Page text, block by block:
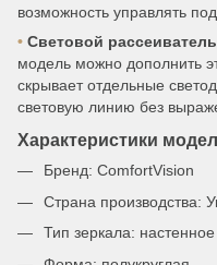
возможность управлять
• Световой
модель можно дополнить
скрывает отдельные
световую линию без
Характеристики
Бренд: ComfortVision
Страна производства:
Тип зеркала: настенное